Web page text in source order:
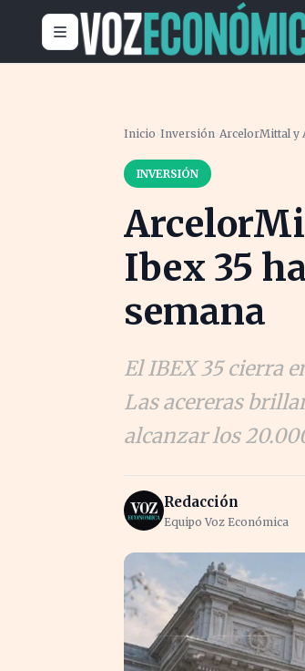
Inicio ›Inversión›ArcelorMittal y
INVERSIÓN
Ibex 35
semana
El IBEX 35 cierra
Las acereras
alcanzar los
Redacción
Equipo Voz Económica